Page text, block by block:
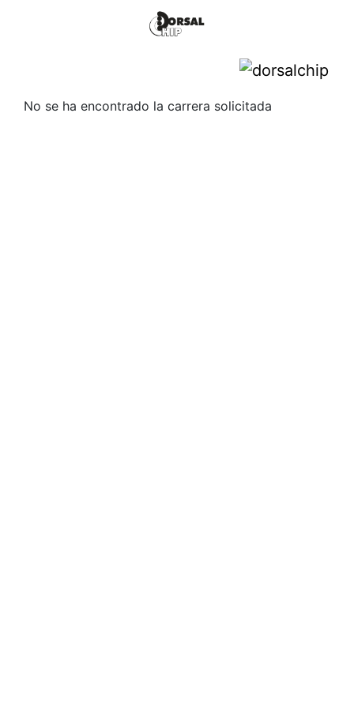
No se ha encontrado la carrera solicitada